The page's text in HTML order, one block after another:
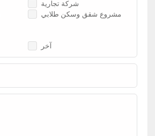
شركة تجارية
مشروع شقق وسكن طلابي
آخر